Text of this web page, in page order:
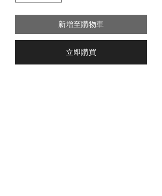
新增至購物車
立即購買